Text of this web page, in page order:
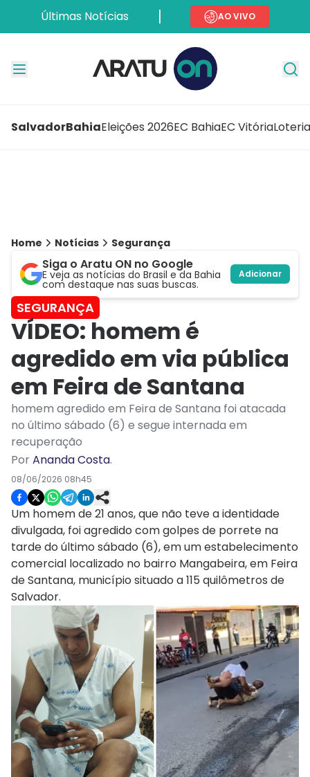
Últimas Notícias AO VIVO
SalvadorBahiaEleições 2026EC BahiaEC Vitória
Home Notícias Segurança
Siga o Aratu ON no Google
E veja as notícias do Brasil e da Bahia
com destaque nas suas buscas.
Adicionar
SEGURANÇA
VÍDEO: homem é
agredido em via pública
em Feira de Santana
homem agredido em Feira de Santana foi atacada
no último sábado (6) e segue internada em
recuperação
PorAnanda Costa.
08/06/2026 08h45
Um homem de 21 anos, que não teve a identidade
divulgada, foi agredido com golpes de porrete na
tarde do último sábado (6), em um estabelecimento
comercial localizado no bairro Mangabeira, em Feira
de Santana, município situado a 115 quilômetros de
Salvador.